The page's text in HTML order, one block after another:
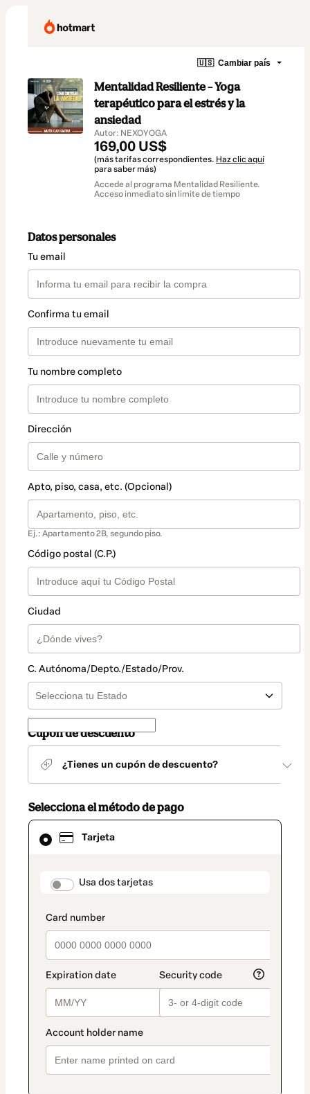
🇺🇸 Cambiar país
Mentalidad Resiliente – Yoga
terapéutico para el estrés y la
ansiedad
Autor: NEXOYOGA
169,00 US$
(más tarifas correspondientes. Haz clic aquí
para saber más)
Accede al programa Mentalidad Resiliente.
Acceso inmediato sin limite de tiempo
Datos personales
Tu email
Confirma tu email
Tu nombre completo
Dirección
Apto, piso, casa, etc. (Opcional)
Ej.: Apartamento 2B, segundo piso.
Código postal (C.P.)
Ciudad
C. Autónoma/Depto./Estado/Prov.
Cupón de descuento
¿Tienes un cupón de descuento?
Selecciona el método de pago
Tarjeta
payment_data.section_title_v2
Usa dos tarjetas
El
método
seleccionado